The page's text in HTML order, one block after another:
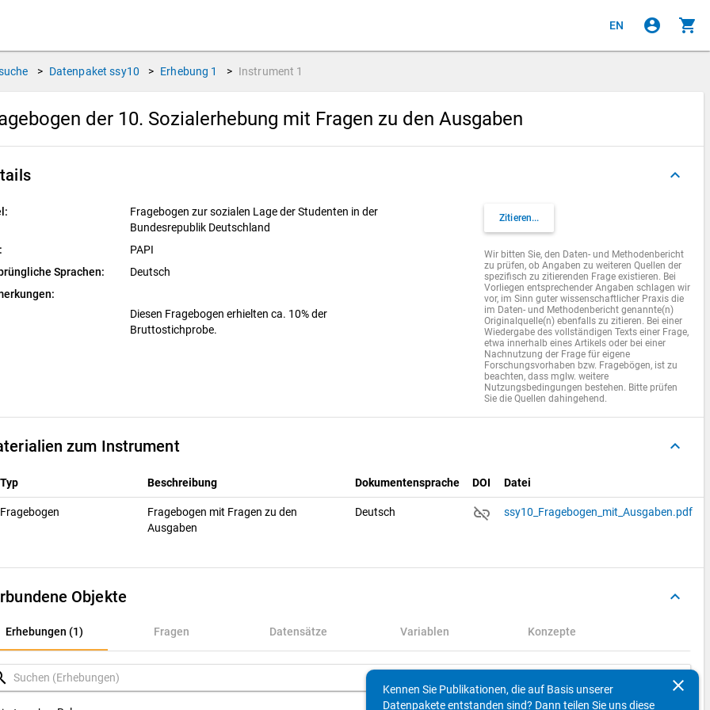
EN account_circle shopping_cart
> Datenpaket ssy10 > Erhebung 1 > Instrument 1
der 10. Sozialerhebung mit Fragen zu den Ausgaben
keyboard_arrow_up
Fragebogen zur sozialen Lage der Studenten in der
Bundesrepublik Deutschland
PAPI
Sprachen:
Deutsch
Diesen Fragebogen erhielten ca. 10% der
Bruttostichprobe.
Zitieren...
Wir bitten Sie, den Daten- und Methodenbericht
zu prüfen, ob Angaben zu weiteren Quellen der
spezifisch zu zitierenden Frage existieren. Bei
Vorliegen entsprechender Angaben schlagen wir
vor, im Sinn guter wissenschaftlicher Praxis die
im Daten- und Methodenbericht genannte(n)
Originalquelle(n) ebenfalls zu zitieren. Bei einer
Wiedergabe des vollständigen Texts einer Frage,
etwa innerhalb eines Artikels oder bei einer
Nachnutzung der Frage für eigene
Forschungsvorhaben bzw. Fragebögen, ist zu
beachten, dass mglw. weitere
Nutzungsbedingungen bestehen. Bitte prüfen
Sie die Quellen dahingehend.
zum Instrument keyboard_arrow_up
Typ Beschreibung Dokumentensprache DOI Datei
Fragebogen
Fragebogen mit Fragen zu den
Ausgaben
Deutsch link_off ssy10_Fragebogen_mit_Ausgaben.pdf
Objekte keyboard_arrow_up
Erhebungen (1) Fragen Datensätze Variablen Konzepte
(1)
clear
Kennen Sie Publikationen, die auf Basis unserer
Datenpakete entstanden sind? Dann teilen Sie uns diese